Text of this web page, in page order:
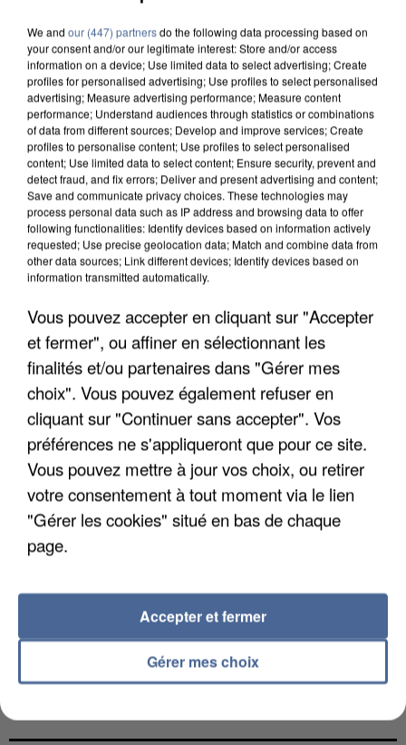
UN SECOND CADRE DE LA DZ MAFIA
INTERPELLÉ EN ALGÉRIE
UNE TOURISTE DE L’OISE EMPORTÉE PAR UNE
COULÉE DE BOUE EN HAUTE-SAVOIE
We and our (447) partnersdo the following data processing based on
your consent and/or our legitimate interest: Store and/or access
information on a device; Use limited data to select advertising; Create
profiles for personalised advertising; Use profiles to select personalised
advertising; Measure advertising performance; Measure content
performance; Understand audiences through statistics or combinations
of data from different sources; Develop and improve services; Create
profiles to personalise content; Use profiles to select personalised
content; Use limited data to select content; Ensure security, prevent and
detect fraud, and fix errors; Deliver and present advertising and content;
Save and communicate privacy choices. These technologies may
process personal data such as IP address and browsing data to offer
following functionalities: Identify devices based on information actively
requested; Use precise geolocation data; Match and combine data from
other data sources; Link different devices; Identify devices based on
information transmitted automatically.
Vous pouvez accepter en cliquant sur "Accepter
et fermer", ou affiner en sélectionnant les
finalités et/ou partenaires dans "Gérer mes
choix". Vous pouvez également refuser en
cliquant sur "Continuer sans accepter". Vos
préférences ne s'appliqueront que pour ce site.
Vous pouvez mettre à jour vos choix, ou retirer
votre consentement à tout moment via le lien
"Gérer les cookies" situé en bas de chaque
page.
Gérer mes choix
Accepter et fermer